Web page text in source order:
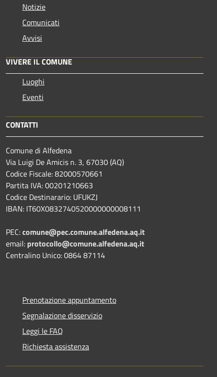
Notizie
Comunicati
Avvisi
VIVERE IL COMUNE
Luoghi
Eventi
CONTATTI
Comune di Alfedena
Via Luigi De Amicis n. 3, 67030 (AQ)
Codice Fiscale: 82000570661
Partita IVA: 00201210663
Codice Destinarario: UFUKZJ
IBAN: IT60X0832740520000000008111
PEC:comune@pec.comune.alfedena.aq.it
email: protocollo@comune.alfedena.aq.it
Centralino Unico: 0864 87114
Prenotazione appuntamento
Segnalazione disservizio
Leggi le FAQ
Richiesta assistenza